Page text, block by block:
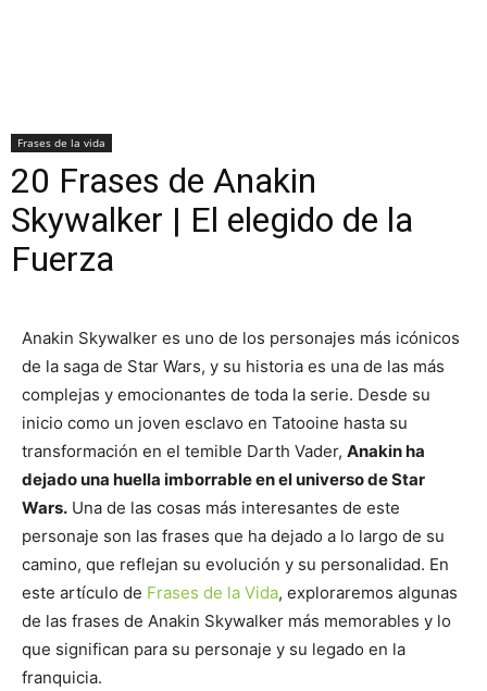
Frases de la vida
20 Frases de Anakin
Skywalker | El elegido de la
Fuerza
Anakin Skywalker es uno de los personajes más icónicos
de la saga de Star Wars, y su historia es una de las más
complejas y emocionantes de toda la serie. Desde su
inicio como un joven esclavo en Tatooine hasta su
transformación en el temible Darth Vader, Anakin ha
dejado una huella imborrable en el universo de Star
Wars. Una de las cosas más interesantes de este
personaje son las frases que ha dejado a lo largo de su
camino, que reflejan su evolución y su personalidad. En
este artículo de Frases de la Vida, exploraremos algunas
de las frases de Anakin Skywalker más memorables y lo
que significan para su personaje y su legado en la
franquicia.